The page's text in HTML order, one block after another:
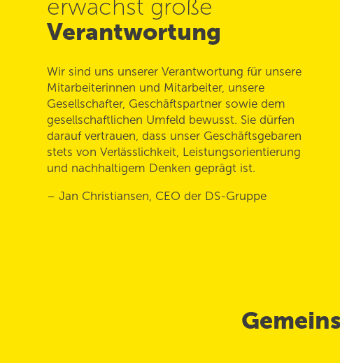
erwächst große
Verantwortung
Wir sind uns unserer Verantwortung für unsere
Mitarbeiterinnen und Mitarbeiter, unsere
Gesellschafter, Geschäftspartner sowie dem
gesellschaftlichen Umfeld bewusst. Sie dürfen
darauf vertrauen, dass unser Geschäftsgebaren
stets von Verlässlichkeit, Leistungs­orientierung
und nachhaltigem Denken geprägt ist.
– Jan Christiansen, CEO der DS-Gruppe